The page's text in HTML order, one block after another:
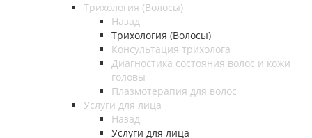
Трихология (Волосы)
Назад
Трихология (Волосы)
Консультация трихолога
Диагностика состояния волос и кожи
головы
Плазмотерапия для волос
Услуги для лица
Назад
Услуги для лица